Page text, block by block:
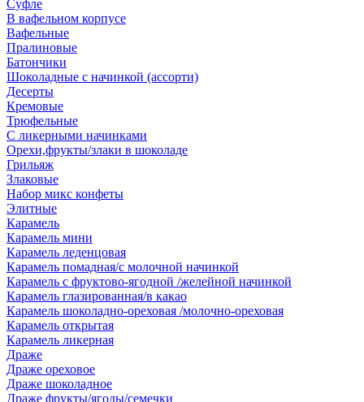
Суфле
В вафельном корпусе
Вафельные
Пралиновые
Батончики
Шоколадные с начинкой (ассорти)
Десерты
Кремовые
Трюфельные
С ликерными начинками
Орехи,фрукты/злаки в шоколаде
Грильяж
Злаковые
Набор микс конфеты
Элитные
Карамель
Карамель мини
Карамель леденцовая
Карамель помадная/с молочной начинкой
Карамель с фруктово-ягодной /желейной начинкой
Карамель глазированная/в какао
Карамель шоколадно-ореховая /молочно-ореховая
Карамель открытая
Карамель ликерная
Драже
Драже ореховое
Драже шоколадное
Драже фрукты/ягоды/семечки